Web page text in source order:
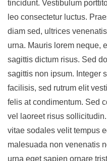
tincidunt. Vestibulum
leo consectetur luctus.
diam sed, ultrices
urna. Mauris lorem neque,
sagittis dictum risus. Sed
sagittis non ipsum. Integer
facilisis, sed rutrum elit
felis at condimentum. Sed
vel laoreet risus
vitae sodales velit tempus
malesuada non venenatis
urna eget sapien ornare